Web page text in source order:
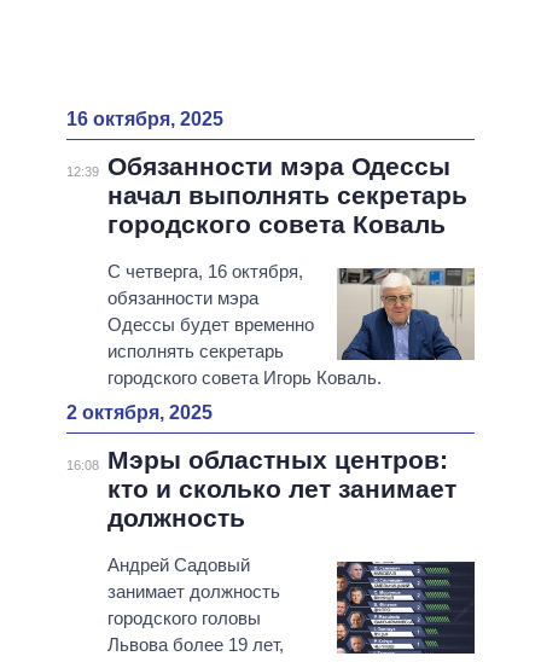
16 октября, 2025
12:39 Обязанности мэра Одессы
начал выполнять секретарь
городского совета Коваль
С четверга, 16 октября,
обязанности мэра
Одессы будет временно
исполнять секретарь
городского совета Игорь Коваль.
2 октября, 2025
16:08
Мэры областных центров:
кто и сколько лет занимает
должность
Андрей Садовый
занимает должность
городского головы
Львова более 19 лет,